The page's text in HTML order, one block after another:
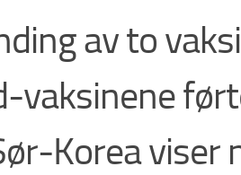
av to
vaksinene
Korea viser